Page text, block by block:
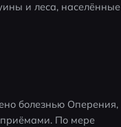
и леса, населённые
болезнью Оперения,
приёмами. По мере